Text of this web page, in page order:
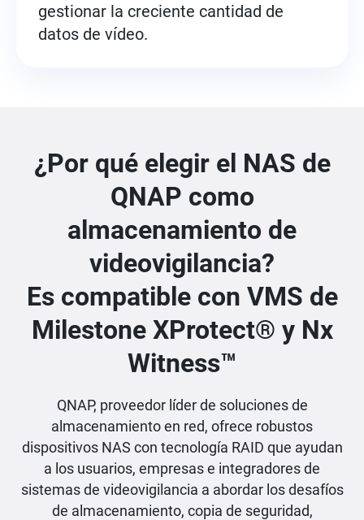
gestionar la creciente cantidad de
datos de vídeo.
¿Por qué elegir el NAS de
QNAP como
almacenamiento de
videovigilancia?
Es compatible con VMS de
Milestone XProtect® y Nx
Witness™
QNAP, proveedor líder de soluciones de
almacenamiento en red, ofrece robustos
dispositivos NAS con tecnología RAID que ayudan
a los usuarios, empresas e integradores de
sistemas de videovigilancia a abordar los desafíos
de almacenamiento, copia de seguridad,